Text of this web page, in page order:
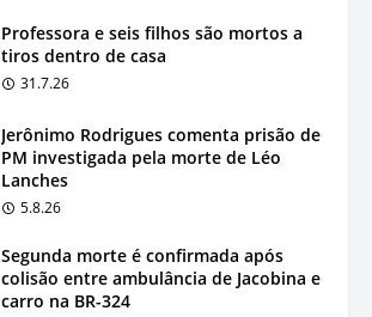
Professora e seis filhos são mortos a
tiros dentro de casa
31.7.26
Jerônimo Rodrigues comenta prisão de
PM investigada pela morte de Léo
Lanches
5.8.26
Segunda morte é confirmada após
colisão entre ambulância de Jacobina e
carro na BR-324